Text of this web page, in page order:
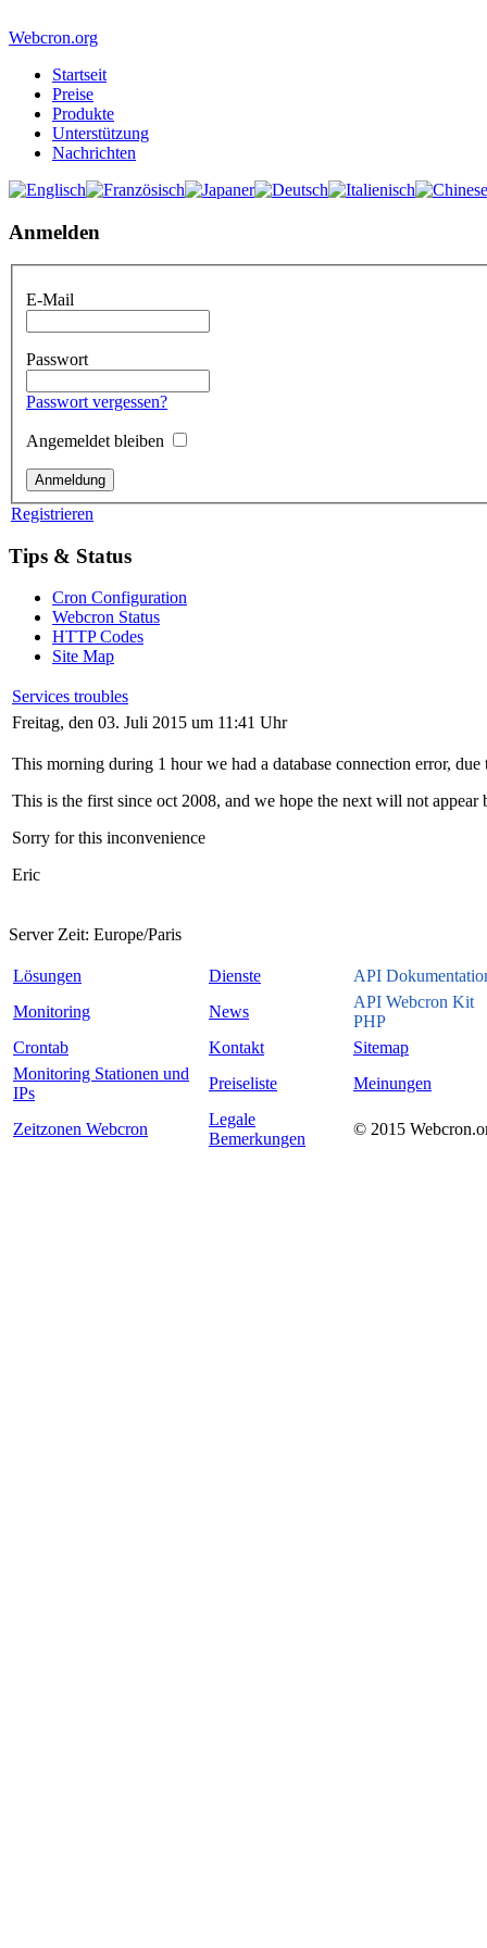
Webcron.org
Startseit
Preise
Produkte
Unterstützung
Nachrichten
Anmelden
E-Mail
Passwort
Passwort vergessen?
Angemeldet bleiben
Registrieren
Tips & Status
Cron Configuration
Webcron Status
HTTP Codes
Site Map
Services troubles
Freitag, den 03. Juli 2015 um 11:41 Uhr
This morning during 1 hour we had a database connection error, due
This is the first since oct 2008, and we hope the next will not appear
Sorry for this inconvenience
Eric
Server Zeit: Europe/Paris
Lösungen Dienste
API
Monitoring
News
API Webcron Kit
PHP
Crontab
Kontakt
Sitemap
Monitoring Stationen und
IPs
Preiseliste Meinungen
Zeitzonen Webcron
Legale
Bemerkungen
© 2015